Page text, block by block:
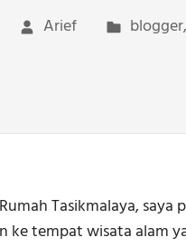
Arief blogger,
Tasikmalaya,
tempat wisata alam